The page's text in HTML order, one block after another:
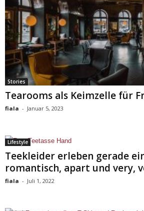
Stories
Tearooms als Keimzelle für
fiala - Januar 5, 2023
Lifestyle
Teekleider erleben gerade
romantisch, apart und very,
fiala - Juli 1, 2022